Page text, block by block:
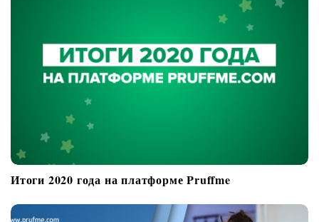
Итоги 2020 года на платформе Pruffme